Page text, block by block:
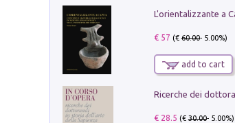
€ 57 (€60.00- 5.00%)
add to cart
€ 28.5 (€30.00- 5.00%)